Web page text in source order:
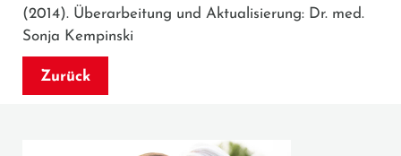
(2014). Überarbeitung und Aktualisierung: Dr. med.
Sonja Kempinski
Zurück